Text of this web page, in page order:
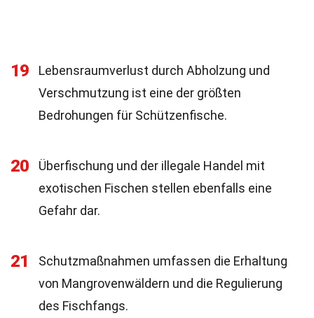
19
Lebensraumverlust durch Abholzung und
Verschmutzung ist eine der größten
Bedrohungen für Schützenfische.
20
Überfischung und der illegale Handel mit
exotischen Fischen stellen ebenfalls eine
Gefahr dar.
21
Schutzmaßnahmen umfassen die Erhaltung
von Mangrovenwäldern und die Regulierung
des Fischfangs.